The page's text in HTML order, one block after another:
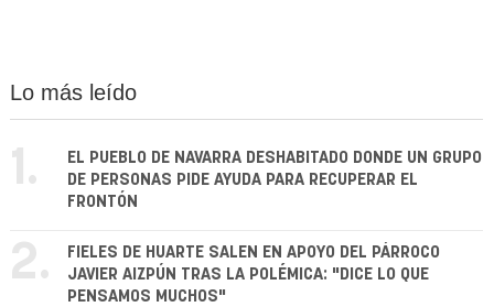
Lo más leído
1.
EL PUEBLO DE NAVARRA DESHABITADO DONDE UN GRUPO
DE PERSONAS PIDE AYUDA PARA RECUPERAR EL
FRONTÓN
2.
FIELES DE HUARTE SALEN EN APOYO DEL PÁRROCO
JAVIER AIZPÚN TRAS LA POLÉMICA: "DICE LO QUE
PENSAMOS MUCHOS"